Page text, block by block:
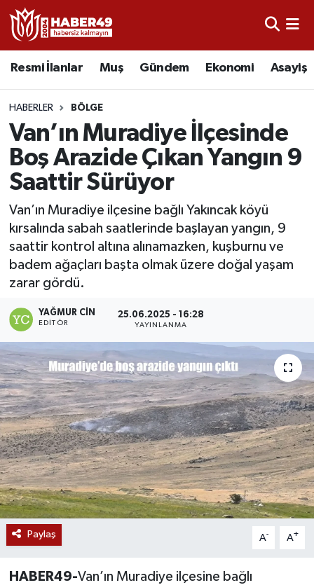
Resmi İlanlar Muş Gündem Ekonomi Asayiş
HABERLER BÖLGE
Van’ın Muradiye İlçesinde
Boş Arazide Çıkan Yangın 9
Saattir Sürüyor
Van’ın Muradiye ilçesine bağlı Yakıncak köyü
kırsalında sabah saatlerinde başlayan yangın, 9
saattir kontrol altına alınamazken, kuşburnu ve
badem ağaçları başta olmak üzere doğal yaşam
zarar gördü.
YAĞMUR CIN
EDITÖR
25.06.2025 - 16:28
YAYINLANMA
Paylaş A- A+
HABER49-Van’ın Muradiye ilçesine bağlı
Resmi İlanlar
Asayiş
Bölge
Eğitim
Sağlık
Gündem
Teknoloji
Kültür Sanat
Muş
Hasköy
Korkut
Uşak Nöbetçi Eczaneler
Uşak Hava Durumu
Uşak Namaz Vakitleri
Uşak Trafik Yoğunluk Haritası
TFF 2.Lig Kırmızı Grup Puan Durumu ve Fikstür
Tüm Manşetler
Son Dakika Haberleri